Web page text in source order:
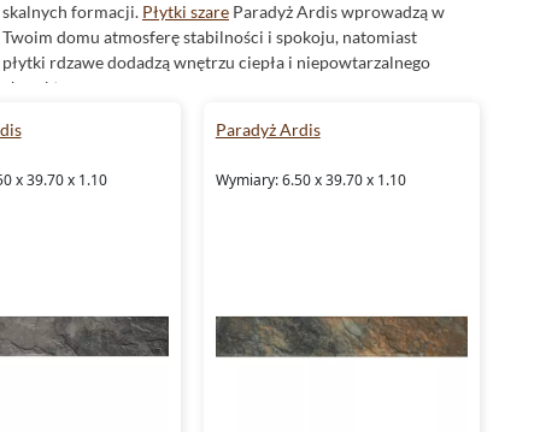
skalnych formacji. Płytki szare Paradyż Ardis wprowadzą w
Twoim domu atmosferę stabilności i spokoju, natomiast
płytki rdzawe dodadzą wnętrzu ciepła i niepowtarzalnego
charakteru.
Wytrzymałość i funkcjonalność w każdym detalu
Wybierając płytki Paradyż Ardis
, zyskujesz nie tylko estetykę,
ale również funkcjonalność. Dzięki zastosowaniu klinkieru,
właściwościantypoślizgowe
z klasą R10, zwiększając
bezpieczeństwo użytkowania.
x 39.70 x 1.10
Paradyż Ardis
Wymiary: 6.50 x 39.70 x 1.10